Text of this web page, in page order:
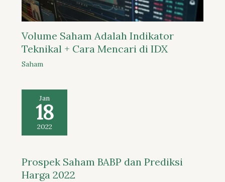
Volume Saham Adalah Indikator
Teknikal + Cara Mencari di IDX
Saham
Jan
18
2022
Prospek Saham BABP dan Prediksi
Harga 2022